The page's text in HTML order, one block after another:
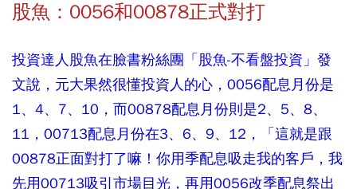
股魚：0056和00878正式對打
投資達人股魚在臉書粉絲團 「股魚-不看盤投資」 發
文說，元大果然很懂投資人的心，0056配息月份是
1、4、7、10，而00878配息月份則是2、5、8、
11，00713配息月份在3、6、9、12，「這就是跟
00878正面對打了嘛！你用季配息吸走我的客戶，我
先用00713吸引市場目光，再用0056改季配息祭出